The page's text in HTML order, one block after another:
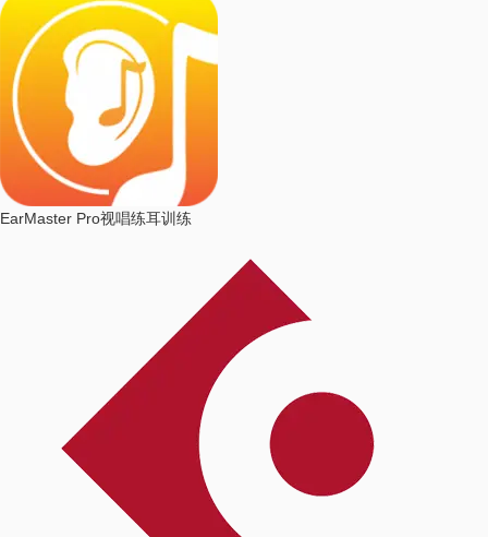
EarMaster Pro视唱练耳训练